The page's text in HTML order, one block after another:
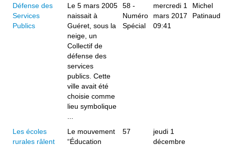
Défense des
Services
Publics
Le 5 mars 2005
naissait à
Guéret, sous la
neige, un
Collectif de
défense des
services
publics. Cette
ville avait été
choisie comme
lieu symbolique
58 -
Numéro
Spécial
mercredi 1
mars 2017
09:41
Michel
Patinaud
Les écoles
rurales râlent
Le mouvement
“Éducation
57
jeudi 1
décembre